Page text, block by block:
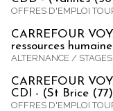
OFFRES D'EMPLOI
CARREFOUR
ressources
ALTERNANCE /
CARREFOUR
CDI - (St Brice
OFFRES D'EMPLOI